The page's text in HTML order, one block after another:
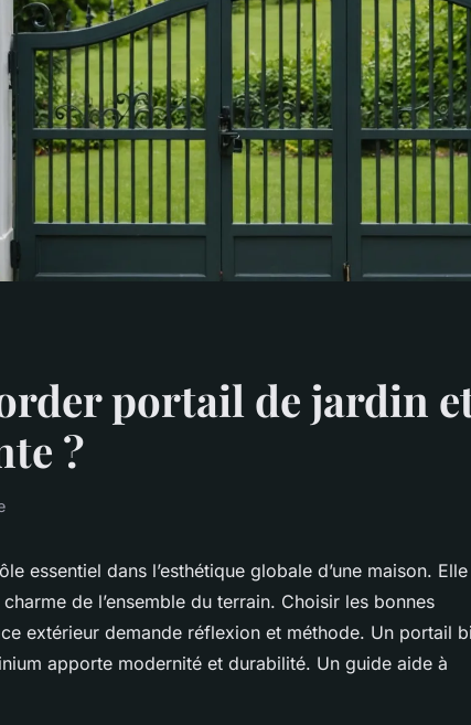
portail de jardin
?
essentiel dans l’esthétique globale d’une maison. Elle
de l’ensemble du terrain. Choisir les bonnes
extérieur demande réflexion et méthode. Un portail
apporte modernité et durabilité. Un guide aide à